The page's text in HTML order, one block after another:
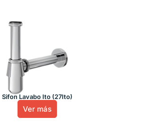
Sifon Lavabo Ito (27Ito)
Ver más